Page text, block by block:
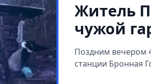
Житель
чужой
для кофе
Поздним вечером
станции Бронная